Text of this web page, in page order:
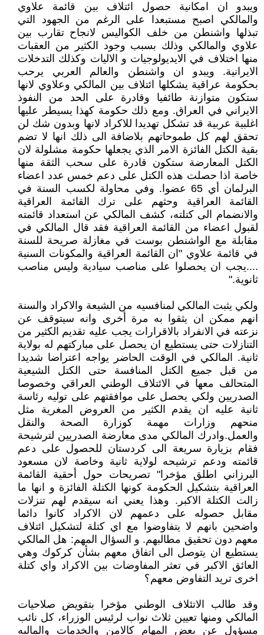
ويبدو ان امكانية حصول ائتلاف بين قائمة علاوي
والمالكي اصبح مستبعدا على الرغم من الجهود التي
تبذلها واشنطن من خلف الكواليس لانجاح تقارب بين
علاوي والمالكي وذلك بسبب وجود الكثير من العقبات
منها اختلاف في الايديولوجيات و الاليات وكذلك التدخلات
الايرانية. ويبدو ان واشنطن والعالم العربي يرحب
بحكومة عراقية يشكلها ائتلاف بين المالكي وعلاوي لانها
ستكون متوازنة طائفيا وقادرة على الحد من النفوذ
الايراني في العراق. ومع ذلك حكومة كهذا يسيطر عليها
اغلبية عربية قد تشكل تهديدا للاكراد لانها وبدون شك لن
تحقق لهم كل طموحاتهم بلاضافة الى ذلك انها لا تضم
بقية الكتل الفائزة الامر الذي يجعلها حكومة مشلولة لان
الكتل المعارضة ستكون قادرة على سحب الثقة منها
خاصة اذا حصلت هذه الكتل على دعم خمس عدد اعضاء
البرلمان أي 65 عضوا. وفي محاولة لكسب السنة في
القائمة العراقية وحثهم على ترك القائمة العراقية
والانضمام الى كتلته، كشف المالكي عن استعداد قائمته
لقبول اعضاء من القائمة العراقية فقد قال المالكي في
مقابلة مع الواشنطن بوست في مغازلة صريحة للسنة
في قائمة علاوي "ان القائمة العراقية والمكونات السنية
....يجب ان يحصلوا على مناصب سيادية وليس مناصب
ثانوية."
ولكي يثبت المالكي لمنافسيه من الشيعة والاكراد والسنة
انهم ممكن ان يثقوا به مرة أخرى وانه سيتوقف عن
نزعته في الانفراد بالاقرارات يجب عليه تقديم الكثير من
التنازلات حتى يستطيع ان يحصل على مباركتهم له بولاية
ثانية. المالكي في الوقت الحاضر يواجه اعتراضا شديدا
من قبل جميع الكتل المنافسة حتى الكتل الشيعية
المتحالف معها في الائتلاف الوطني العراقي وخصوصا
الصدريين ولكي يحصل على موافقتهم على توليه رئاسة
ثانية عليه ان يقدم الكثير من العروض المغرية مثل
منحهم وزارات مهمة كوزارة الصحة والنقل
والعمل.وادرك المالكي مدى معارضة الصدريين لترشيحة
فقام بزيارة سريعة الى كردستان للحصول على دعم
قائمته ودعم ترشيحه لولاية ثانية وخاصة لان مسعود
البرزاني اطلق مؤخرا" تصريحات حول أحقية القائمة
العراقية بتشكيل الحكومة كونها الكتلة الفائزة و انها ما
زالت الكتلة الاكبر. وهذا يعني انه سيقدم لهم تنزلات
مقابل حصوله على دعمهم لان الاكراد كانوا دائما
واضحين بانهم لا يتفاوضوا مع اي كتلة لتشكيل ائتلاف
معهم دون تحقيق مطالبهم. و السؤال المهم: هل المالكي
يستطيع ان يتوصل الى اتفاق معهم بشأن كركوك وهي
العائق الاكبر في تعثر المفاوضات بين الاكراد واي كتلة
اخرى تريد التفاوض معهم؟
وقد طالب الاتئلاف الوطني مؤخرا بتقويض صلاحيات
المالكي ومنها تعيين ثلاث نواب لرئيس الوزراء، كل نائب
مسؤول عن بعض المهام كالامن والخدمات والماليه